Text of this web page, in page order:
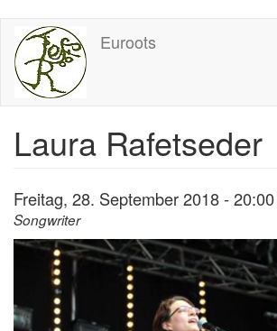
Direkt
zum
Inhalt
Euroots
Laura Rafetseder
Freitag, 28. September 2018 -20:00
Songwriter